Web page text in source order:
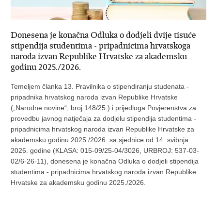
Donesena je konačna Odluka o dodjeli dvije tisuće
stipendija studentima - pripadnicima hrvatskoga
naroda izvan Republike Hrvatske za akademsku
godinu 2025./2026.
Temeljem članka 13. Pravilnika o stipendiranju studenata -
pripadnika hrvatskog naroda izvan Republike Hrvatske
(„Narodne novine“, broj 148/25.) i prijedloga Povjerenstva za
provedbu javnog natječaja za dodjelu stipendija studentima -
pripadnicima hrvatskog naroda izvan Republike Hrvatske za
akademsku godinu 2025./2026. sa sjednice od 14. svibnja
2026. godine (KLASA: 015-09/25-04/3026, URBROJ: 537-03-
02/6-26-11), donesena je konačna Odluka o dodjeli stipendija
studentima - pripadnicima hrvatskog naroda izvan Republike
Hrvatske za akademsku godinu 2025./2026.